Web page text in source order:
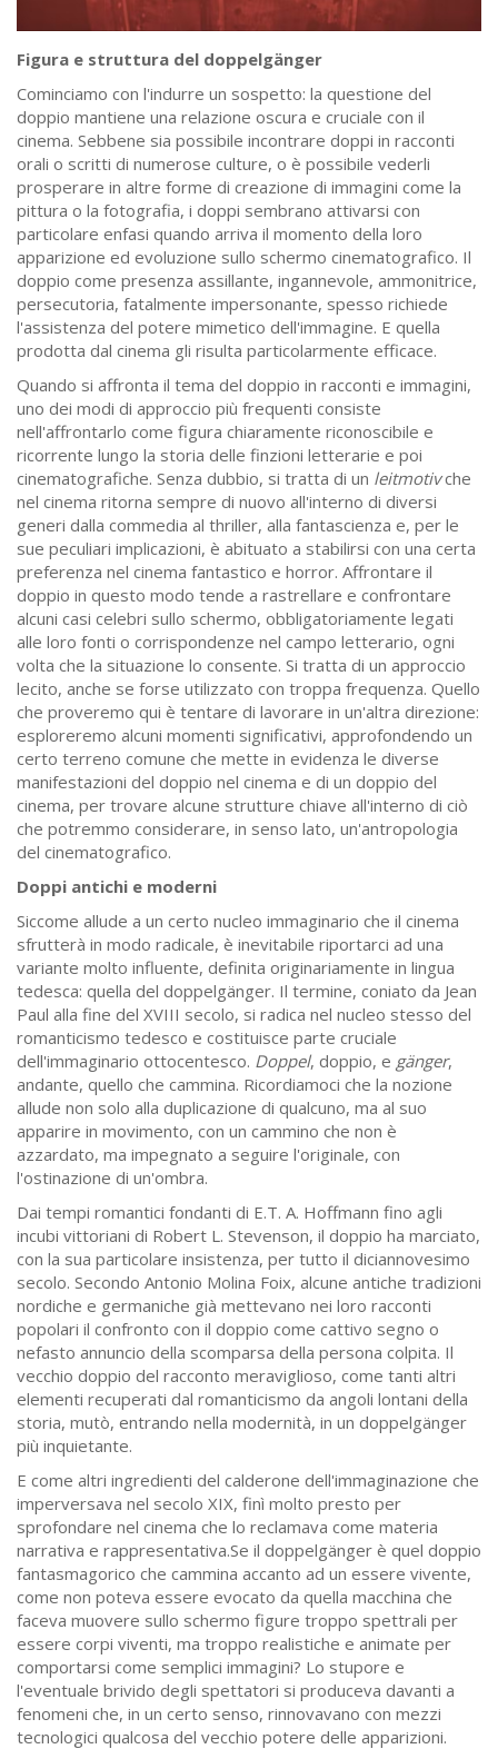
Figura e struttura del doppelgänger
Cominciamo con l'indurre un sospetto: la questione del
doppio mantiene una relazione oscura e cruciale con il
cinema. Sebbene sia possibile incontrare doppi in racconti
orali o scritti di numerose culture, o è possibile vederli
prosperare in altre forme di creazione di immagini come la
pittura o la fotografia, i doppi sembrano attivarsi con
particolare enfasi quando arriva il momento della loro
apparizione ed evoluzione sullo schermo cinematografico. Il
doppio come presenza assillante, ingannevole, ammonitrice,
persecutoria, fatalmente impersonante, spesso richiede
l'assistenza del potere mimetico dell'immagine. E quella
prodotta dal cinema gli risulta particolarmente efficace.
Quando si affronta il tema del doppio in racconti e immagini,
uno dei modi di approccio più frequenti consiste
nell'affrontarlo come figura chiaramente riconoscibile e
ricorrente lungo la storia delle finzioni letterarie e poi
cinematografiche. Senza dubbio, si tratta di un leitmotivche
nel cinema ritorna sempre di nuovo all'interno di diversi
generi dalla commedia al thriller, alla fantascienza e, per le
sue peculiari implicazioni, è abituato a stabilirsi con una certa
preferenza nel cinema fantastico e horror. Affrontare il
doppio in questo modo tende a rastrellare e confrontare
alcuni casi celebri sullo schermo, obbligatoriamente legati
alle loro fonti o corrispondenze nel campo letterario, ogni
volta che la situazione lo consente. Si tratta di un approccio
lecito, anche se forse utilizzato con troppa frequenza. Quello
che proveremo qui è tentare di lavorare in un'altra direzione:
esploreremo alcuni momenti significativi, approfondendo un
certo terreno comune che mette in evidenza le diverse
manifestazioni del doppio nel cinema e di un doppio del
cinema, per trovare alcune strutture chiave all'interno di ciò
che potremmo considerare, in senso lato, un'antropologia
del cinematografico.
Doppi antichi e moderni
Siccome allude a un certo nucleo immaginario che il cinema
sfrutterà in modo radicale, è inevitabile riportarci ad una
variante molto influente, definita originariamente in lingua
tedesca: quella del doppelgänger. Il termine, coniato da Jean
Paul alla fine del XVIII secolo, si radica nel nucleo stesso del
romanticismo tedesco e costituisce parte cruciale
dell'immaginario ottocentesco. Doppel, doppio, e gänger,
andante, quello che cammina. Ricordiamoci che la nozione
allude non solo alla duplicazione di qualcuno, ma al suo
apparire in movimento, con un cammino che non è
azzardato, ma impegnato a seguire l'originale, con
l'ostinazione di un'ombra.
Dai tempi romantici fondanti di E.T. A. Hoffmann fino agli
incubi vittoriani di Robert L. Stevenson, il doppio ha marciato,
con la sua particolare insistenza, per tutto il diciannovesimo
secolo. Secondo Antonio Molina Foix, alcune antiche tradizioni
nordiche e germaniche già mettevano nei loro racconti
popolari il confronto con il doppio come cattivo segno o
nefasto annuncio della scomparsa della persona colpita. Il
vecchio doppio del racconto meraviglioso, come tanti altri
elementi recuperati dal romanticismo da angoli lontani della
storia, mutò, entrando nella modernità, in un doppelgänger
più inquietante.
E come altri ingredienti del calderone dell'immaginazione che
imperversava nel secolo XIX, finì molto presto per
sprofondare nel cinema che lo reclamava come materia
narrativa e rappresentativa.Se il doppelgänger è quel doppio
fantasmagorico che cammina accanto ad un essere vivente,
come non poteva essere evocato da quella macchina che
faceva muovere sullo schermo figure troppo spettrali per
essere corpi viventi, ma troppo realistiche e animate per
comportarsi come semplici immagini? Lo stupore e
l'eventuale brivido degli spettatori si produceva davanti a
fenomeni che, in un certo senso, rinnovavano con mezzi
tecnologici qualcosa del vecchio potere delle apparizioni.